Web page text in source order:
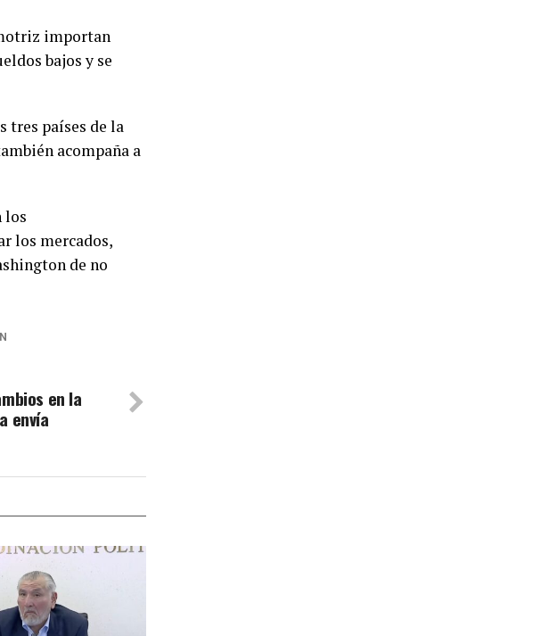
importan
bajos y se
tres países de la
acompaña a
los
los mercados,
de no
en la
envía